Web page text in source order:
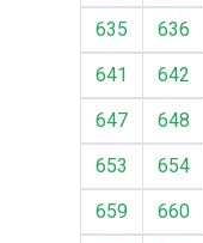
635
636
641
642
647
648
653
654
659
660